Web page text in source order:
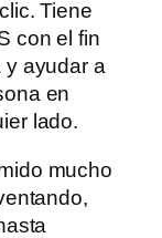
Tiene
con el fin
y ayudar a
en
lado.
mucho